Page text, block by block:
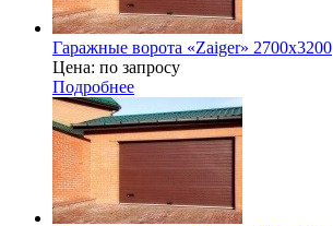
Гаражные ворота «Zaiger» 2700x3200
Цена: по запросу
Подробнее